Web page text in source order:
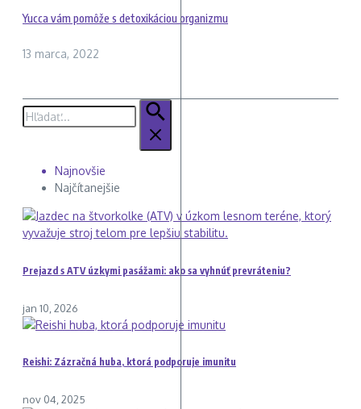
Yucca vám pomôže s detoxikáciou organizmu
13 marca, 2022
Hľadať:
Najnovšie
Najčítanejšie
Prejazd s ATV úzkymi pasážami: ako sa vyhnúť prevráteniu?
jan 10, 2026
Reishi: Zázračná huba, ktorá podporuje imunitu
nov 04, 2025